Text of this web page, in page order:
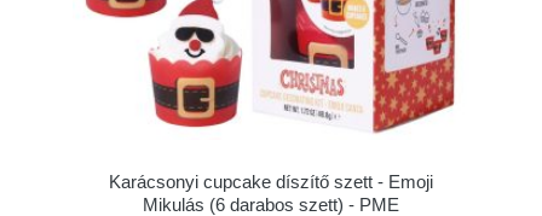
Karácsonyi cupcake díszítő szett - Emoji
Mikulás (6 darabos szett) - PME